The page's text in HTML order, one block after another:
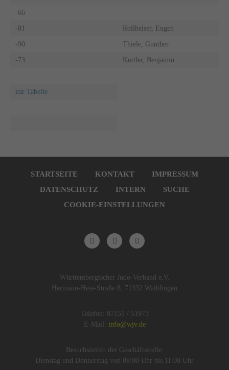
-66
-81 Rollheiser, Eugen
-90 Thiele, Gunther
-73 Kuttler, Benjamin
zur Tabelle
überspringenSTARTSEITE KONTAKT
IMPRESSUM
DATENSCHUTZ
INTERN
SUCHE
COOKIE-EINSTELLUNGEN
Württembergischer Judo-Verband e.V.
Hermann-Hess-Straße 8, 71332 Waiblingen
Telefon: 07151 / 51973
E-Mail: info@wjv.de
Besuchszeiten der Geschäftsstelle:
Dienstag und Donnerstag von 09:00 Uhr bis 11:00 Uhr